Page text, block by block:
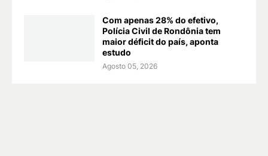
Com apenas 28% do efetivo,
Polícia Civil de Rondônia tem
maior déficit do país, aponta
estudo
Agosto 05, 2026